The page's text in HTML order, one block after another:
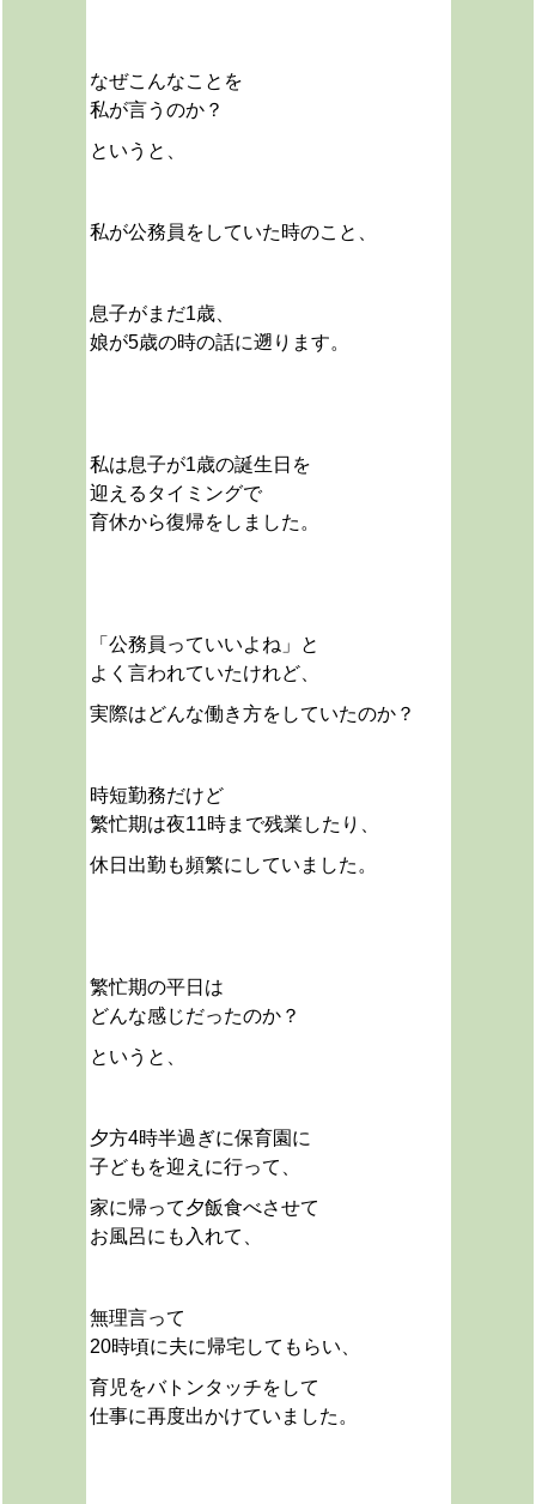
なぜこんなことを
私が言うのか？
というと、
私が公務員をしていた時のこと
息子がまだ1歳、
娘が5歳の時の話に遡ります。
私は息子が1歳の誕生日を
迎えるタイミングで
育休から復帰をしました。
「公務員っていいよね」と
よく言われていたけれど、
実際はどんな働き方をしていたのか？
時短勤務だけど
繁忙期は夜11時まで残業したり、
休日出勤も頻繁にしていました。
繁忙期の平日は
どんな感じだったのか？
というと、
夕方4時半過ぎに保育園に
子どもを迎えに行って、
家に帰って夕飯食べさせて
お風呂にも入れて、
無理言って
20時頃に夫に帰宅してもらい、
育児をバトンタッチをして
仕事に再度出かけていました。